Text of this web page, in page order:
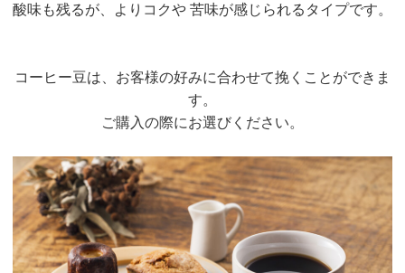
酸味も残るが、よりコクや 苦味が感じられるタイプです。
コーヒー豆は、お客様の好みに合わせて挽くことができま
す。
ご購入の際にお選びください。